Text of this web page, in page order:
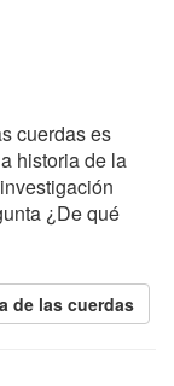
cuerdas es
historia de la
¿De qué
de las cuerdas